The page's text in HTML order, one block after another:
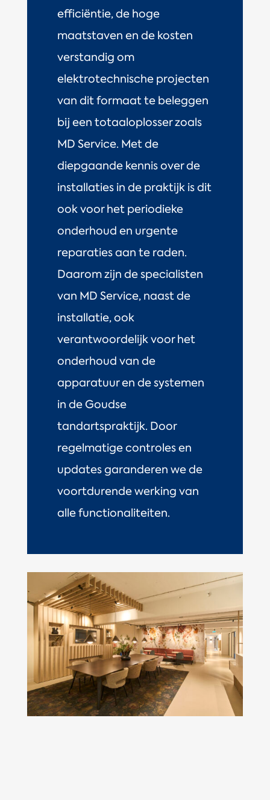
efficiëntie, de hoge
maatstaven en de kosten
verstandig om
elektrotechnische projecten
van dit formaat te beleggen
bij een totaaloplosser zoals
MD Service. Met de
diepgaande kennis over de
installaties in de praktijk is dit
ook voor het periodieke
onderhoud en urgente
reparaties aan te raden.
Daarom zijn de specialisten
van MD Service, naast de
installatie, ook
verantwoordelijk voor het
onderhoud van de
apparatuur en de systemen
in de Goudse
tandartspraktijk. Door
regelmatige controles en
updates garanderen we de
voortdurende werking van
alle functionaliteiten.